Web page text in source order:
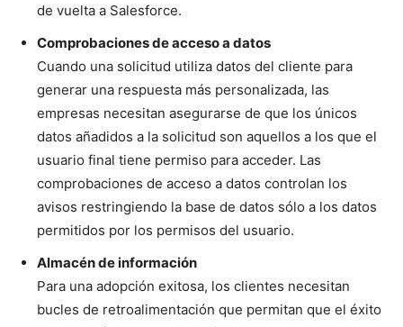
de vuelta a Salesforce.
Comprobaciones de acceso a datos
Cuando una solicitud utiliza datos del cliente para
generar una respuesta más personalizada, las
empresas necesitan asegurarse de que los únicos
datos añadidos a la solicitud son aquellos a los que el
usuario final tiene permiso para acceder. Las
comprobaciones de acceso a datos controlan los
avisos restringiendo la base de datos sólo a los datos
permitidos por los permisos del usuario.
Almacén de información
Para una adopción exitosa, los clientes necesitan
bucles de retroalimentación que permitan que el éxito